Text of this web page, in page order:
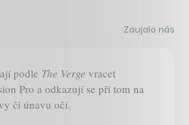
Zaujalo nás
podle The Verge vracet
Pro a odkazují se při tom na
či únavu očí.